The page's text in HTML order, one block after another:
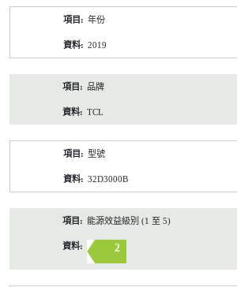
年份
2019
品牌
TCL
型號
32D3000B
能源效益級別 (1 至 5)
2